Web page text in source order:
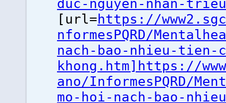
duc-nguyen-nhan-
[url=https://
nformesPQRD/
nach-bao-nhieu-tien-
khong.htm]https://
ano/InformesPQRD/
mo-hoi-nach-bao-